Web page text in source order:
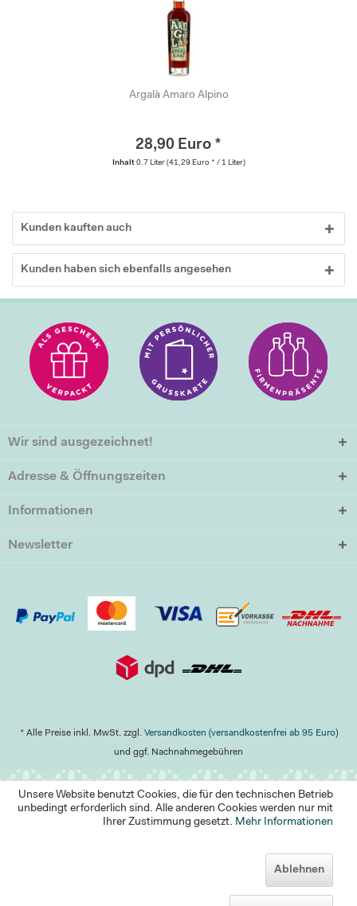
Argalà Amaro Alpino
28,90 Euro *
Inhalt 0.7 Liter (41,29 Euro * / 1 Liter)
Kunden kauften auch
Kunden haben sich ebenfalls angesehen
Wir sind ausgezeichnet!
Adresse & Öffnungszeiten
Informationen
Newsletter
* Alle Preise inkl. MwSt. zzgl. Versandkosten (versandkostenfrei ab 95 Euro)
und ggf. Nachnahmegebühren
Unsere Website benutzt Cookies, die für den technischen Betrieb
unbedingt erforderlich sind. Alle anderen Cookies werden nur mit
Ihrer Zustimmung gesetzt. Mehr Informationen
Ablehnen